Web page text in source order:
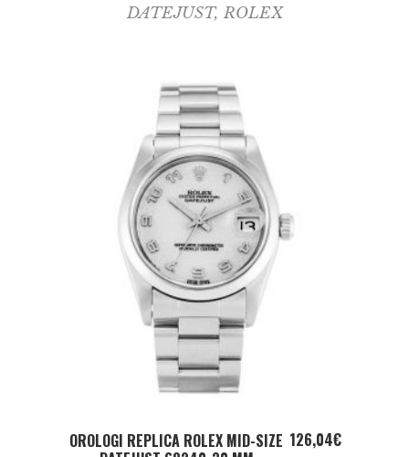
DATEJUST, ROLEX
ADD TO CART
OROLOGI REPLICA ROLEX MID-SIZE 126,04€